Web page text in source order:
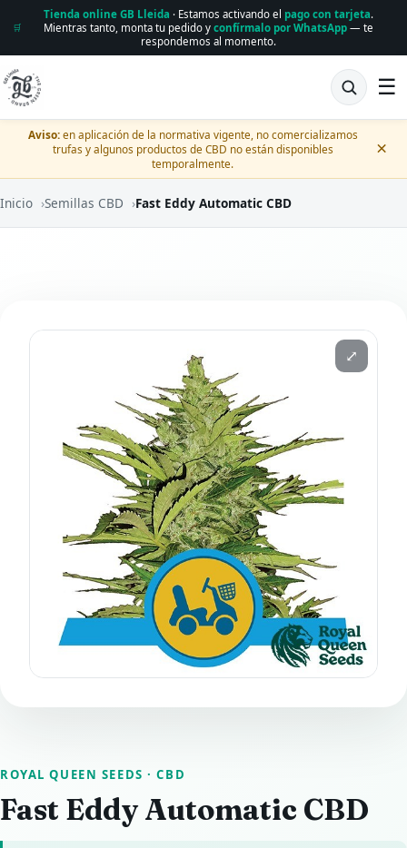
🛒
Tienda online GB Lleida · Estamos activando el pago con tarjeta.
Mientras tanto, monta tu pedido y confírmalo por WhatsApp— te
respondemos al momento.
☰
Aviso:en aplicación de la normativa vigente, no comercializamos
trufas y algunos productos de CBD no están disponibles
temporalmente.
×
Inicio ›Semillas CBD ›Fast Eddy Automatic CBD
⤢
ROYAL QUEEN SEEDS · CBD
Fast Eddy Automatic CBD